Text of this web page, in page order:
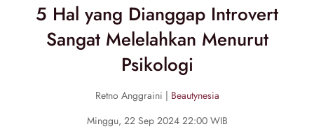
5 Hal yang Dianggap Introvert
Sangat Melelahkan Menurut
Psikologi
Retno Anggraini | Beautynesia
Minggu, 22 Sep 2024 22:00 WIB